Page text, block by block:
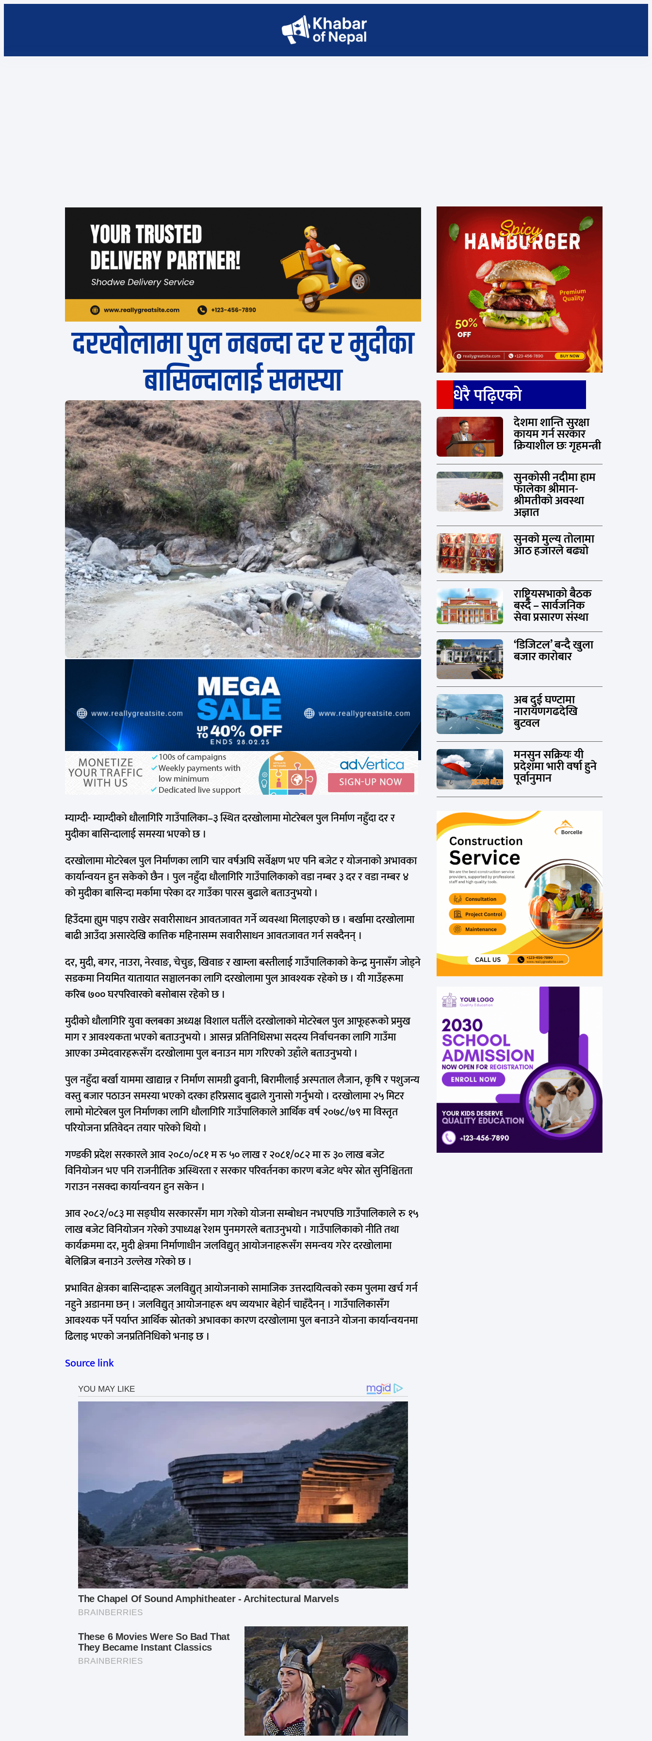
दरखोलामा पुल नबन्दा दर र मुदीका
बासिन्दालाई समस्या
म्याग्दी- म्याग्दीको धौलागिरि गाउँपालिका–३ स्थित दरखोलामा मोटरेबल पुल निर्माण नहुँदा दर र
मुदीका बासिन्दालाई समस्या भएको छ ।
दरखोलामा मोटरेबल पुल निर्माणका लागि चार वर्षअघि सर्वेक्षण भए पनि बजेट र योजनाको अभावका
कार्यान्वयन हुन सकेको छैन । पुल नहुँदा धौलागिरि गाउँपालिकाको वडा नम्बर ३ दर र वडा नम्बर ४
को मुदीका बासिन्दा मर्कामा परेका दर गाउँका पारस बुढाले बताउनुभयो ।
हिउँदमा ह्युम पाइप राखेर सवारीसाधन आवतजावत गर्ने व्यवस्था मिलाइएको छ । बर्खामा दरखोलामा
बाढी आउँदा असारदेखि कात्तिक महिनासम्म सवारीसाधन आवतजावत गर्न सक्दैनन् ।
दर, मुदी, बगर, नाउरा, नेरवाङ, चेचुङ, खिवाङ र खाम्ला बस्तीलाई गाउँपालिकाको केन्द्र मुनासँग जोड्ने
सडकमा नियमित यातायात सञ्चालनका लागि दरखोलामा पुल आवश्यक रहेको छ । यी गाउँहरूमा
करिब ७०० घरपरिवारको बसोबास रहेको छ ।
मुदीको धौलागिरि युवा क्लबका अध्यक्ष विशाल घर्तीले दरखोलाको मोटरेबल पुल आफूहरूको प्रमुख
माग र आवश्यकता भएको बताउनुभयो । आसन्न प्रतिनिधिसभा सदस्य निर्वाचनका लागि गाउँमा
आएका उम्मेदवारहरूसँग दरखोलामा पुल बनाउन माग गरिएको उहाँले बताउनुभयो ।
पुल नहुँदा बर्खा याममा खाद्यान्न र निर्माण सामग्री ढुवानी, बिरामीलाई अस्पताल लैजान, कृषि र पशुजन्य
वस्तु बजार पठाउन समस्या भएको दरका हरिप्रसाद बुढाले गुनासो गर्नुभयो । दरखोलामा २५ मिटर
लामो मोटरेबल पुल निर्माणका लागि धौलागिरि गाउँपालिकाले आर्थिक वर्ष २०७८/७९ मा विस्तृत
परियोजना प्रतिवेदन तयार पारेको थियो ।
गण्डकी प्रदेश सरकारले आव २०८०/०८१ म रु ५० लाख र २०८१/०८२ मा रु ३० लाख बजेट
विनियोजन भए पनि राजनीतिक अस्थिरता र सरकार परिवर्तनका कारण बजेट थपेर स्रोत सुनिश्चितता
गराउन नसक्दा कार्यान्वयन हुन सकेन ।
आव २०८२/०८३ मा सङ्घीय सरकारसँग माग गरेको योजना सम्बोधन नभएपछि गाउँपालिकाले रु १५
लाख बजेट विनियोजन गरेको उपाध्यक्ष रेशम पुनमगरले बताउनुभयो । गाउँपालिकाको नीति तथा
कार्यक्रममा दर, मुदी क्षेत्रमा निर्माणाधीन जलविद्युत् आयोजनाहरूसँग समन्वय गरेर दरखोलामा
बेलिब्रिज बनाउने उल्लेख गरेको छ ।
प्रभावित क्षेत्रका बासिन्दाहरू जलविद्युत् आयोजनाको सामाजिक उत्तरदायित्वको रकम पुलमा खर्च गर्न
नहुने अडानमा छन् । जलविद्युत् आयोजनाहरू थप व्ययभार बेहोर्न चाहँदैनन् । गाउँपालिकासँग
आवश्यक पर्ने पर्याप्त आर्थिक स्रोतको अभावका कारण दरखोलामा पुल बनाउने योजना कार्यान्वयनमा
ढिलाइ भएको जनप्रतिनिधिको भनाइ छ ।
Source link
धेरै पढ़िएको
देशमा शान्ति सुरक्षा
कायम गर्न सरकार
क्रियाशील छः गृहमन्त्री
सुनकोसी नदीमा हाम
फालेका श्रीमान-
श्रीमतीको अवस्था
अज्ञात
सुनको मुल्य तोलामा
आठ हजारले बढ्यो
राष्ट्रियसभाको बैठक
बस्दै – सार्वजनिक
सेवा प्रसारण संस्था
‘डिजिटल’ बन्दै खुला
बजार कारोबार
अब दुई घण्टामा
नारायणगढदेखि
बुटवल
मनसुन सक्रियः यी
प्रदेशमा भारी वर्षा हुने
पूर्वानुमान